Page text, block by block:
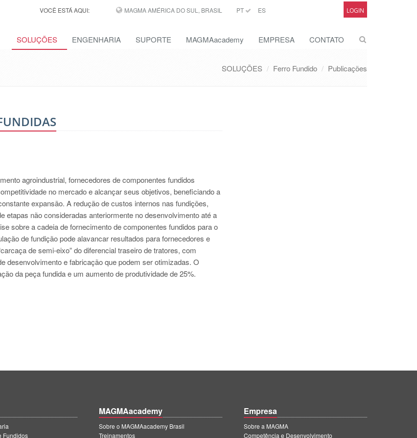
VOCÊ ESTÁ AQUI: MAGMA AMÉRICA DO SUL, BRASIL PT ES LOGIN
SOLUÇÕES ENGENHARIA SUPORTE MAGMAacademy EMPRESA CONTATO
SOLUÇÕES Ferro Fundido Publicações
agroindustrial, fornecedores de componentes fundidos
no mercado e alcançar seus objetivos, beneficiando a
expansão. A redução de custos internos nas fundições,
não consideradas anteriormente no desenvolvimento até a
sobre a cadeia de fornecimento de componentes fundidos para o
de fundição pode alavancar resultados para fornecedores e
de semi-eixo” do diferencial traseiro de tratores, com
desenvolvimento e fabricação que podem ser otimizadas. O
da peça fundida e um aumento de produtividade de 25%.
Fundidos
MAGMAacademy
Sobre o MAGMAacademy Brasil
Treinamentos
Empresa
Sobre a MAGMA
Competência e Desenvolvimento